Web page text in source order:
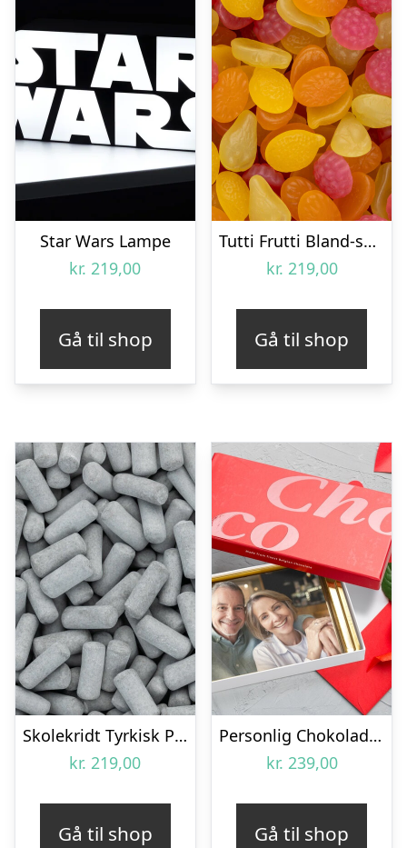
Star Wars Lampe
kr. 219,00
Gå til shop
Tutti Frutti Bland-selv slik i kasser 2,2 kg
kr. 219,00
Gå til shop
Skolekridt Tyrkisk Peber Bland-selv slik i kasser 2 kg
kr. 219,00
Gå til shop
Personlig Chokoladeplade med Billede
kr. 239,00
Gå til shop